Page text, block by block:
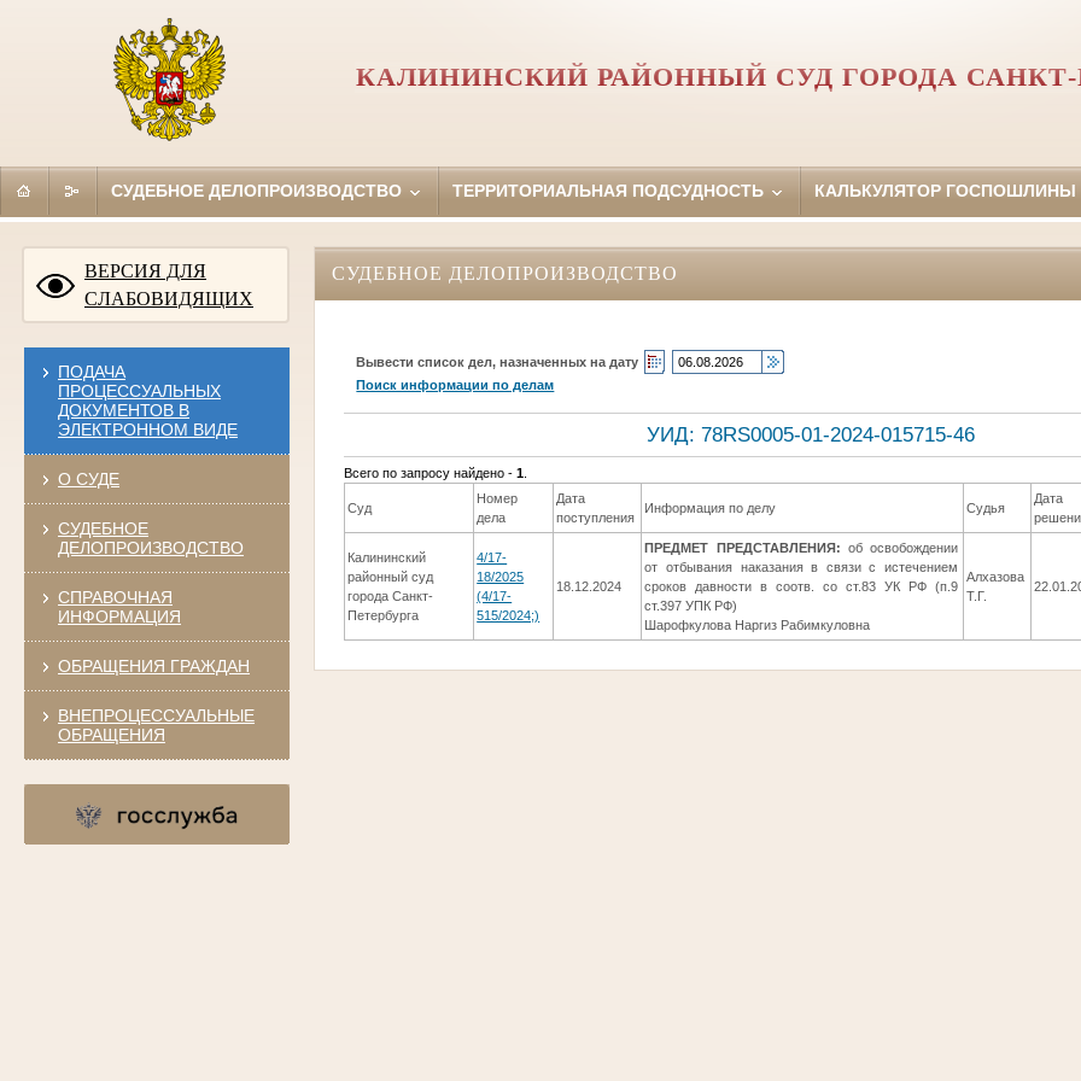
КАЛИНИНСКИЙ РАЙОННЫЙ СУД ГОРОДА САНКТ-
СУДЕБНОЕ ДЕЛОПРОИЗВОДСТВО ТЕРРИТОРИАЛЬНАЯ ПОДСУДНОСТЬ КАЛЬКУЛЯТОР ГОСПОШЛИНЫ
ВЕРСИЯ ДЛЯ
СЛАБОВИДЯЩИХ
ПОДАЧА
ПРОЦЕССУАЛЬНЫХ
ДОКУМЕНТОВ В
ЭЛЕКТРОННОМ ВИДЕ
О СУДЕ
СУДЕБНОЕ
ДЕЛОПРОИЗВОДСТВО
СПРАВОЧНАЯ
ИНФОРМАЦИЯ
ОБРАЩЕНИЯ ГРАЖДАН
ВНЕПРОЦЕССУАЛЬНЫЕ
ОБРАЩЕНИЯ
СУДЕБНОЕ ДЕЛОПРОИЗВОДСТВО
Вывести список дел, назначенных на дату
Поиск информации по делам
УИД: 78RS0005-01-2024-015715-46
Всего по запросу найдено -1
Суд
Номер
дела
Дата
поступления
Информация по делу Судья
Дата
Калининский
районный суд
города Санкт-
Петербурга
4/17-
18/2025
(4/17-
515/2024;)
18.12.2024
ПРЕДМЕТ ПРЕДСТАВЛЕНИЯ: об освобождении
от отбывания наказания в связи с истечением
сроков давности в соотв. со ст.83 УК РФ (п.9
ст.397 УПК РФ)
Шарофкулова Наргиз Рабимкуловна
Алхазова
Т.Г.